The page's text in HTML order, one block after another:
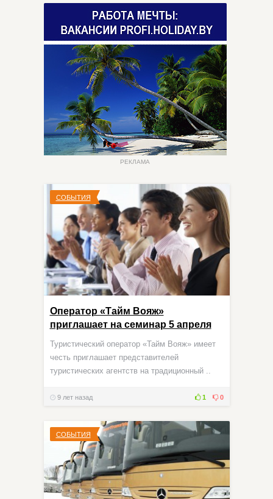
РЕКЛАМА
СОБЫТИЯ
Оператор «Тайм Вояж»
приглашает на семинар 5 апреля
Туристический оператор «Тайм Вояж» имеет
честь приглашает представителей
туристических агентств на традиционный ..
9 лет назад 1 0
СОБЫТИЯ